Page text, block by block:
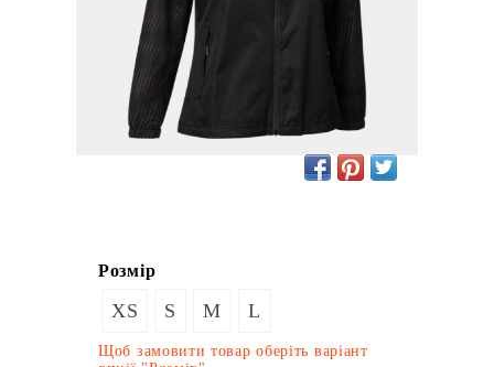
Розмір
XS S M L
Щоб замовити товар оберіть варіант